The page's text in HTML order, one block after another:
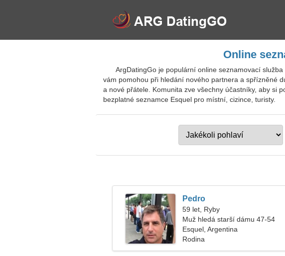
Online
ArgDatingGo je populární online seznamovací
vám pomohou při hledání nového partnera a spřízněné
a nové přátele. Komunita zve všechny účastníky, aby si
bezplatné seznamce Esquel pro místní, cizince, turisty.
Pedro
59 let, Ryby
Muž hledá starší dámu 47-54
Esquel, Argentina
Rodina